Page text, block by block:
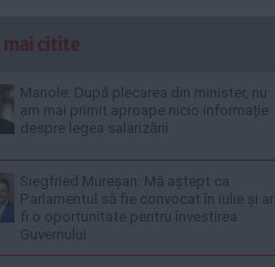
mai citite
Manole: După plecarea din minister, nu
am mai primit aproape nicio informație
despre legea salarizării
Siegfried Mureșan: Mă aștept ca
Parlamentul să fie convocat în iulie și ar
fi o oportunitate pentru învestirea
Guvernului